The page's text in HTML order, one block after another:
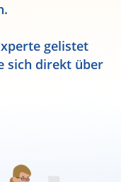
gelistet
sich direkt über